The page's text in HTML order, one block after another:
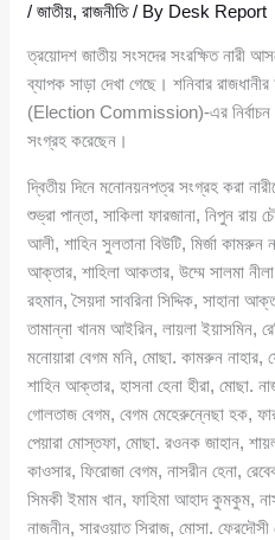
/জাতীয়,রাজনীতি/ By Desk Report
ত্রয়োদশ জাতীয় সংসদের সংরক্ষিত নারী
ব্যাপক সাড়া দেখা গেছে। শনিবার
(Election Commission)-এর নির্বাচন
সংগ্রহ করেছেন।
দ্বিতীয় দিনে মনোনয়নপত্র সংগ্রহ করা
শুভ্রা পান্তা, সাকিলা ফারজানা, নিপুন রায়
আলী, শাহিন সুলতানা বিউটি, মির্জা কামরুন
আক্তার, শাহিলা আকতার, উম্মে সালমা
রহমান, সৈয়দা সাবরিনা সিদ্দিক, সাহানা
তামান্না খানম আইরিন, লায়লা ইয়াসমিন,
মনোয়ারা বেগম মনি, মোছা. কামরুন নাহার,
শাহিন আক্তার, হাসনা হেনা হীরা, মোছা.
গোলতাজ বেগম, বেগম মেহেরুন্নেছা হক,
পেয়ারা মোস্তফা, মোছা. রওনক জাহান,
কাওসার, ফিরোজা বেগম, নাসরীন হেনা,
সিমকী ইমাম খান, ফাহিমা আহাদ কুমকুম,
নাজনীন, সারওয়াত সিরাজ, মোসা. ফেরদৌসী